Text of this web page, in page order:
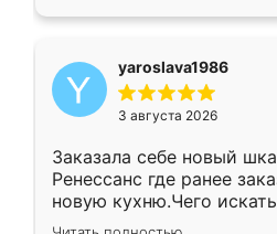
yaroslava1986
3 августа 2026
Заказала себе новый
Ренессанс где ранее
новую кухню.Чего
вполне довольна.